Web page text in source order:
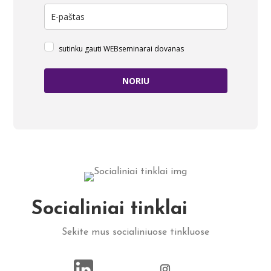
sutinku gauti WEBseminarai dovanas
NORIU
Socialiniai tinklai
Sekite mus socialiniuose tinkluose